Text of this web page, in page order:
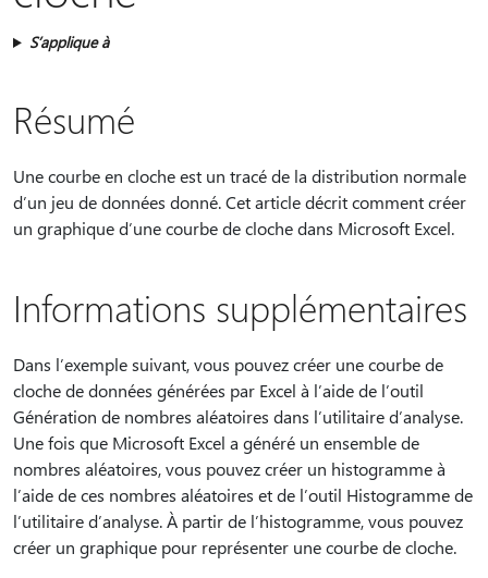
S’applique à
Résumé
Une courbe en cloche est un tracé de la distribution normale
d’un jeu de données donné. Cet article décrit comment créer
un graphique d’une courbe de cloche dans Microsoft Excel.
Informations supplémentaires
Dans l’exemple suivant, vous pouvez créer une courbe de
cloche de données générées par Excel à l’aide de l’outil
Génération de nombres aléatoires dans l’utilitaire d’analyse.
Une fois que Microsoft Excel a généré un ensemble de
nombres aléatoires, vous pouvez créer un histogramme à
l’aide de ces nombres aléatoires et de l’outil Histogramme de
l’utilitaire d’analyse. À partir de l’histogramme, vous pouvez
créer un graphique pour représenter une courbe de cloche.